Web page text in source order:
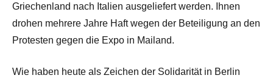
Griechenland nach Italien ausgeliefert werden. Ihnen
drohen mehrere Jahre Haft wegen der Beteiligung an den
Protesten gegen die Expo in Mailand.
Wie haben heute als Zeichen der Solidarität in Berlin